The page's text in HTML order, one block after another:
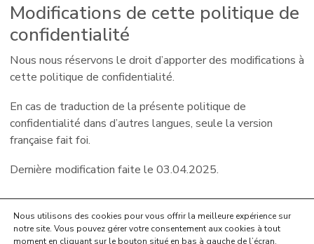
Modifications de cette politique de
confidentialité
Nous nous réservons le droit d’apporter des modifications à
cette politique de confidentialité.
En cas de traduction de la présente politique de
confidentialité dans d’autres langues, seule la version
française fait foi.
Dernière modification faite le 03.04.2025.
© Municipalité du Mont-sur-Lausanne
Nous utilisons des cookies pour vous offrir la meilleure expérience sur
notre site. Vous pouvez gérer votre consentement aux cookies à tout
moment en cliquant sur le bouton situé en bas à gauche de l’écran.